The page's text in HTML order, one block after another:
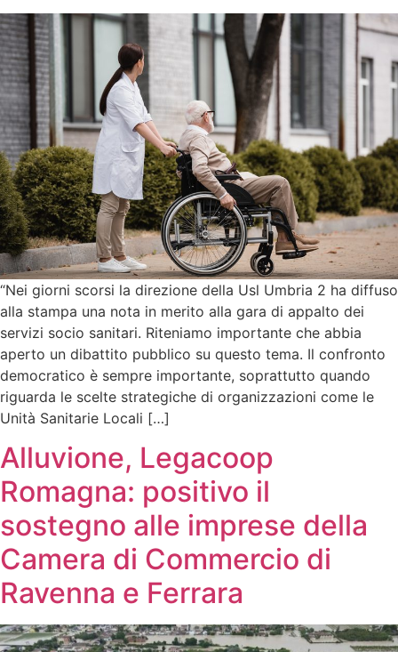
“Nei giorni scorsi la direzione della Usl Umbria 2 ha diffuso
alla stampa una nota in merito alla gara di appalto dei
servizi socio sanitari. Riteniamo importante che abbia
aperto un dibattito pubblico su questo tema. Il confronto
democratico è sempre importante, soprattutto quando
riguarda le scelte strategiche di organizzazioni come le
Unità Sanitarie Locali […]
Alluvione, Legacoop
Romagna: positivo il
sostegno alle imprese della
Camera di Commercio di
Ravenna e Ferrara